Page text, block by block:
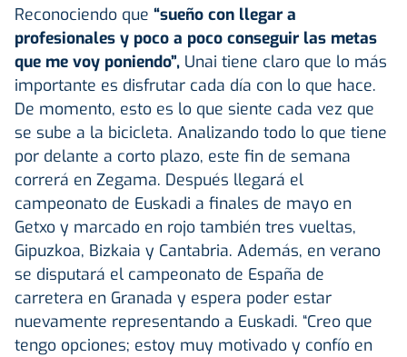
Reconociendo que “sueño con llegar a
profesionales y poco a poco conseguir las metas
que me voy poniendo”, Unai tiene claro que lo más
importante es disfrutar cada día con lo que hace.
De momento, esto es lo que siente cada vez que
se sube a la bicicleta. Analizando todo lo que tiene
por delante a corto plazo, este fin de semana
correrá en Zegama. Después llegará el
campeonato de Euskadi a finales de mayo en
Getxo y marcado en rojo también tres vueltas,
Gipuzkoa, Bizkaia y Cantabria. Además, en verano
se disputará el campeonato de España de
carretera en Granada y espera poder estar
nuevamente representando a Euskadi. “Creo que
tengo opciones; estoy muy motivado y confío en